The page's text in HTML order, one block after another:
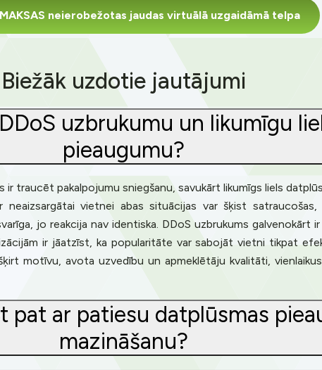
neierobežotas jaudas virtuālā uzgaidāmā telpa
Biežāk uzdotie jautājumi
uzbrukumu un likumīgu
pieaugumu?
ir traucēt pakalpojumu sniegšanu, savukārt likumīgs liels
neaizsargātai vietnei abas situācijas var šķist
jo reakcija nav identiska. DDoS uzbrukums galvenokārt
ir jāatzīst, ka popularitāte var sabojāt vietni tikpat
motīvu, avota uzvedību un apmeklētāju kvalitāti,
pat ar patiesu datplūsmas
mazināšanu?